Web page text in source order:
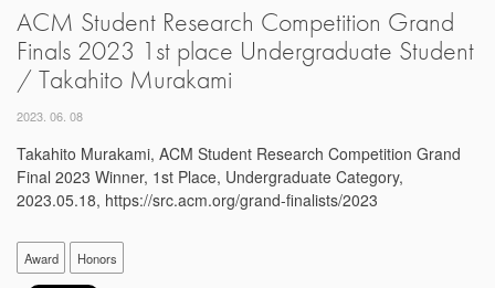
ACM Student Research Competition Grand
Finals 2023 1st place Undergraduate Student
/ Takahito Murakami
2023. 06. 08
Takahito Murakami, ACM Student Research Competition Grand
Final 2023 Winner, 1st Place, Undergraduate Category,
2023.05.18, https://src.acm.org/grand-finalists/2023
Award Honors